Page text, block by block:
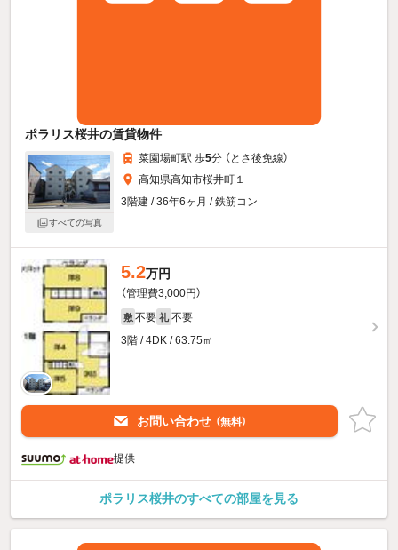
ポラリス桜井の賃貸物件
すべての写真
菜園場町駅 歩5分 （とさ後免線）
高知県高知市桜井町１
3階建 / 36年6ヶ月 / 鉄筋コン
5.2万円
（管理費3,000円）
敷 不要 礼 不要
3階 / 4DK / 63.75㎡
お問い合わせ （無料）
提供
ポラリス桜井のすべての部屋を見る